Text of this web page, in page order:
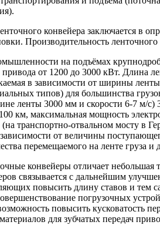
конвейера заключается в
Производительность
на подъёмах
привода от 1200 до 3000 кВт. Длина
в зависимости от ширины
типов) для большинства
ленты 3000 мм и скорости 6-7 м/с)
км, максимальная мощность
транспортно-отвальном мосту в
от величины
перемещаемого на ленте груза и
конвейеры отличает небольшая
связывается с дальнейшим
повысить длину ставов и тем
погрузочных
повысить кусковатость
для зубчатых передач